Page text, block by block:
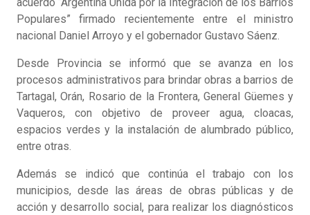
acuerdo “Argentina Unida por la Integración de los Barrios
Populares” firmado recientemente entre el ministro
nacional Daniel Arroyo y el gobernador Gustavo Sáenz.
Desde Provincia se informó que se avanza en los
procesos administrativos para brindar obras a barrios de
Tartagal, Orán, Rosario de la Frontera, General Güemes y
Vaqueros, con objetivo de proveer agua, cloacas,
espacios verdes y la instalación de alumbrado público,
entre otras.
Además se indicó que continúa el trabajo con los
municipios, desde las áreas de obras públicas y de
acción y desarrollo social, para realizar los diagnósticos